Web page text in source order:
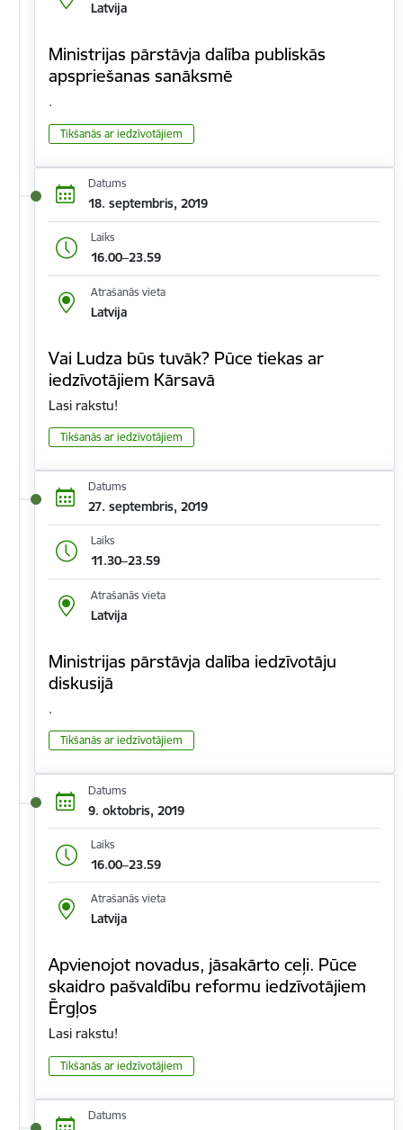
Latvija
Ministrijas pārstāvja dalība publiskās
apspriešanas sanāksmē
.
Tikšanās ar iedzīvotājiem
Datums
18. septembris, 2019
Laiks
16.00–23.59
Atrašanās vieta
Latvija
Vai Ludza būs tuvāk? Pūce tiekas ar
iedzīvotājiem Kārsavā
Lasi rakstu!
Tikšanās ar iedzīvotājiem
Datums
27. septembris, 2019
Laiks
11.30–23.59
Atrašanās vieta
Latvija
Ministrijas pārstāvja dalība iedzīvotāju
diskusijā
.
Tikšanās ar iedzīvotājiem
Datums
9. oktobris, 2019
Laiks
16.00–23.59
Atrašanās vieta
Latvija
Apvienojot novadus, jāsakārto ceļi. Pūce
skaidro pašvaldību reformu iedzīvotājiem
Ērgļos
Lasi rakstu!
Tikšanās ar iedzīvotājiem
Datums